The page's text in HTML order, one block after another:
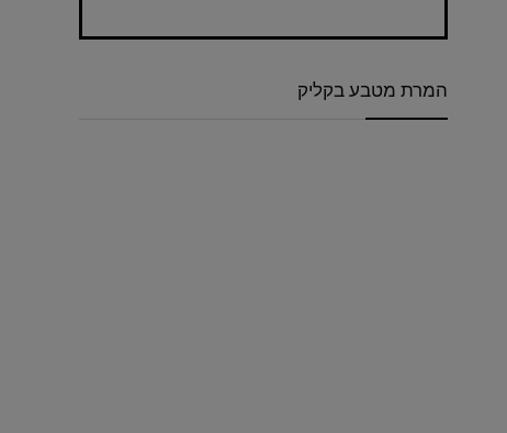
המרת מטבע בקליק